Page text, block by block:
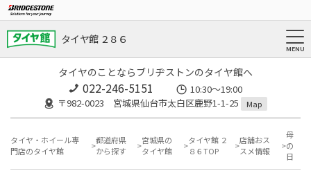
タイヤ館 ２８６
タイヤのことならブリヂストンのタイヤ館へ
022-246-5151
10:30～19:00
〒982-0023 宮城県仙台市太白区鹿野1-1-25
Map
タイヤ・ホイール専
門店のタイヤ館
都道府県
から探す
宮城県の
タイヤ館
タイヤ館 ２
８６TOP
店舗おス
スメ情報
母
の
日